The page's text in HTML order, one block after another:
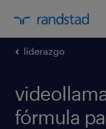
liderazgo
fórmula